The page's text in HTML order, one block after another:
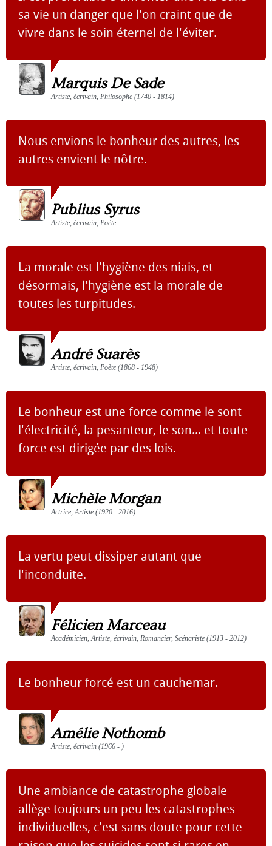
sa vie un danger que l'on craint que de
vivre dans le soin éternel de l'éviter.
Marquis De Sade
Artiste, écrivain, Philosophe (1740 - 1814)
Nous envions le bonheur des autres, les
autres envient le nôtre.
Publius Syrus
Artiste, écrivain, Poète
La morale est l'hygiène des niais, et
désormais, l'hygiène est la morale de
toutes les turpitudes.
André Suarès
Artiste, écrivain, Poète (1868 - 1948)
Le bonheur est une force comme le sont
l'électricité, la pesanteur, le son... et toute
force est dirigée par des lois.
Michèle Morgan
Actrice, Artiste (1920 - 2016)
La vertu peut dissiper autant que
l'inconduite.
Félicien Marceau
Académicien, Artiste, écrivain, Romancier, Scénariste (1913 - 2012)
Le bonheur forcé est un cauchemar.
Amélie Nothomb
Artiste, écrivain (1966 - )
Une ambiance de catastrophe globale
allège toujours un peu les catastrophes
individuelles, c'est sans doute pour cette